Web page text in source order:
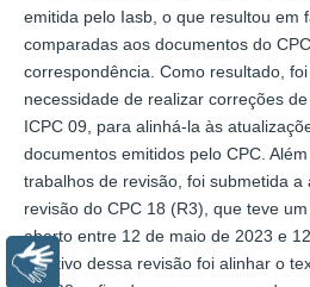
emitida pelo Iasb, o que resultou em
comparadas aos documentos do
correspondência. Como resultado,
necessidade de realizar correções
ICPC 09, para alinhá-la às
documentos emitidos pelo CPC.
trabalhos de revisão, foi submetida a
revisão do CPC 18 (R3), que teve
aberto entre 12 de maio de 2023 e
objetivo dessa revisão foi alinhar o
Libras